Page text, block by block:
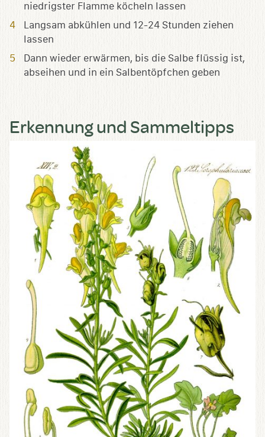
niedrigster Flamme köcheln lassen
Langsam abkühlen und 12-24 Stunden ziehen
lassen
Dann wieder erwärmen, bis die Salbe flüssig ist,
abseihen und in ein Salbentöpfchen geben
Erkennung und Sammeltipps